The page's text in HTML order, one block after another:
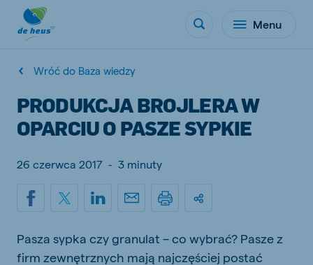
Menu
Wróć do Baza wiedzy
PRODUKCJA BROJLERA W
OPARCIU O PASZE SYPKIE
26 czerwca 2017 - 3 minuty
Pasza sypka czy granulat – co wybrać? Pasze z
firm zewnętrznych mają najczęściej postać